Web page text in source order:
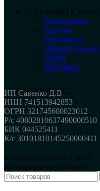
ДОПОЛНИТЕЛЬНО
Колокольчик
Круглые
Купольные
Прямоугольные
Сфера
Надувные
РЕКВИЗИТЫ
ИП Савенко Д.В
ИНН 741513942853
ОГРН 321745600023012
Р/с 40802810637490000510
БИК 044525411
К/с 30101810145250000411
Интернет магазин PALATKOFF
Принимаем все виды оплаты.